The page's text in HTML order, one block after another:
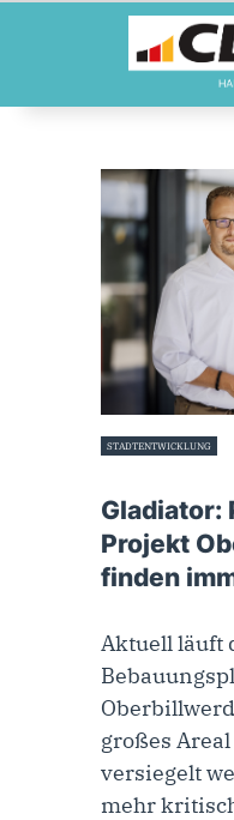
MOIN!
KONTAKT
SPENDEN
MITGLIED
STADTENTWICKLUNG
Gladiator:
Projekt
finden
Aktuell läuft
großes
versiegelt
mehr